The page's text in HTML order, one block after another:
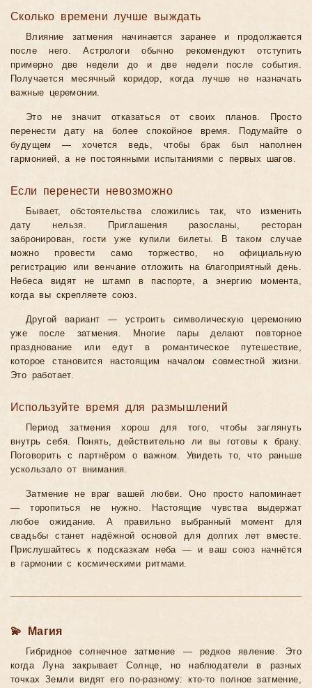
Сколько времени лучше выждать
Влияние затмения начинается заранее и продолжается
после него. Астрологи обычно рекомендуют отступить
примерно две недели до и две недели после события.
Получается месячный коридор, когда лучше не назначать
важные церемонии.
Это не значит отказаться от своих планов. Просто
перенести дату на более спокойное время. Подумайте о
будущем — хочется ведь, чтобы брак был наполнен
гармонией, а не постоянными испытаниями с первых шагов.
Если перенести невозможно
Бывает, обстоятельства сложились так, что изменить
дату нельзя. Приглашения разосланы, ресторан
забронирован, гости уже купили билеты. В таком случае
можно провести само торжество, но официальную
регистрацию или венчание отложить на благоприятный день.
Небеса видят не штамп в паспорте, а энергию момента,
когда вы скрепляете союз.
Другой вариант — устроить символическую церемонию
уже после затмения. Многие пары делают повторное
празднование или едут в романтическое путешествие,
которое становится настоящим началом совместной жизни.
Это работает.
Используйте время для размышлений
Период затмения хорош для того, чтобы заглянуть
внутрь себя. Понять, действительно ли вы готовы к браку.
Поговорить с партнёром о важном. Увидеть то, что раньше
ускользало от внимания.
Затмение не враг вашей любви. Оно просто напоминает
— торопиться не нужно. Настоящие чувства выдержат
любое ожидание. А правильно выбранный момент для
свадьбы станет надёжной основой для долгих лет вместе.
Прислушайтесь к подсказкам неба — и ваш союз начнётся
в гармонии с космическими ритмами.
💫 Магия
Гибридное солнечное затмение — редкое явление. Это
когда Луна закрывает Солнце, но наблюдатели в разных
точках Земли видят его по-разному: кто-то полное затмение,